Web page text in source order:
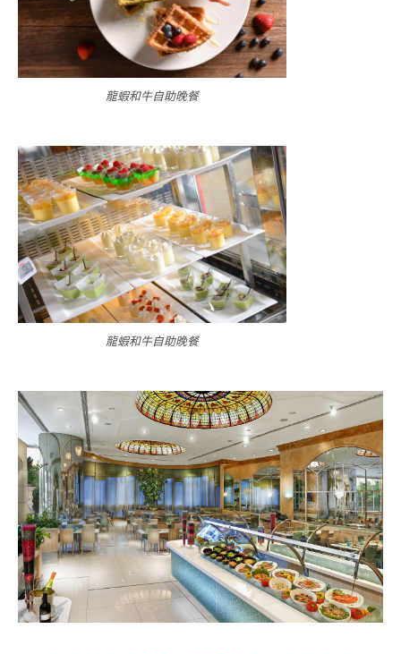
龍蝦和牛自助晚餐
龍蝦和牛自助晚餐